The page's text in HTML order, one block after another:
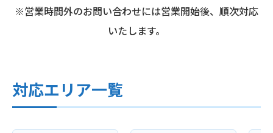
※営業時間外のお問い合わせには営業開始後、順次対応
いたします。
対応エリア一覧